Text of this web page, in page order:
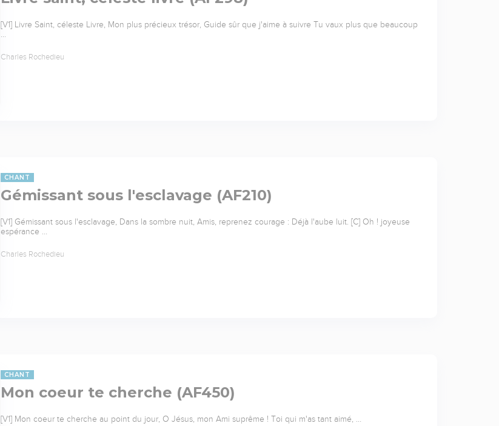
[V1] Livre Saint, céleste Livre, Mon plus précieux trésor, Guide sûr que j'aime à suivre Tu vaux plus que beaucoup
Charles Rochedieu
CHANT
Gémissant sous l'esclavage (AF210)
[V1] Gémissant sous l'esclavage, Dans la sombre nuit, Amis, reprenez courage : Déjà l'aube luit. [C] Oh ! joyeuse
espérance …
Charles Rochedieu
CHANT
Mon coeur te cherche (AF450)
[V1] Mon coeur te cherche au point du jour, O Jésus, mon Ami suprême ! Toi qui m'as tant aimé, …